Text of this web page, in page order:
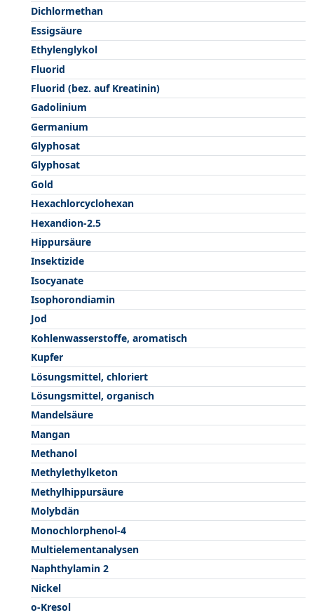
Dichlormethan
Essigsäure
Ethylenglykol
Fluorid
Fluorid (bez. auf Kreatinin)
Gadolinium
Germanium
Glyphosat
Glyphosat
Gold
Hexachlorcyclohexan
Hexandion-2.5
Hippursäure
Insektizide
Isocyanate
Isophorondiamin
Jod
Kohlenwasserstoffe, aromatisch
Kupfer
Lösungsmittel, chloriert
Lösungsmittel, organisch
Mandelsäure
Mangan
Methanol
Methylethylketon
Methylhippursäure
Molybdän
Monochlorphenol-4
Multielementanalysen
Naphthylamin 2
Nickel
o-Kresol